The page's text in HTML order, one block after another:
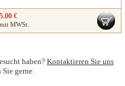
5.00 €
mit MWSt.
haben?Kontaktieren Sie uns
Sie gerne.